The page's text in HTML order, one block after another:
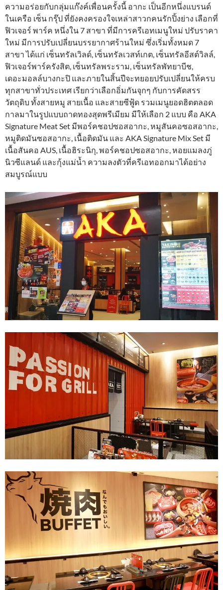
ความอร่อยกับกลุ่มแก๊งค์เพื่อนครั้งนี้ อากะ เป็นอีกหนึ่งแบรนด์
ในเครือ เซ็น กรุ๊ป ที่ยังคงครองใจเหล่าสาวกคนรักปิ้งย่าง เลือกที่
ฟิวเจอร์ พาร์ค หนึ่งใน 7 สาขา ที่มีการครีเอทเมนูใหม่ ปรับราคา
ใหม่ มีการปรับเปลี่ยนบรรยากาศร้านใหม่ ซึ่งเริ่มทั้งหมด 7
สาขา ได้แก่ เซ็นทรัลเวิลด์, เซ็นทรัลเวสท์เกต, เซ็นทรัลอีสต์วิลล์,
ฟิวเจอร์พาร์ครังสิต, เซ็นทรัลพระราม, เซ็นทรัลพัทยาบีช,
เดอะมอลล์บางกะปิ และภายในสิ้นปีจะทยอยปรับเปลี่ยนให้ครบ
ทุกสาขาทั่วประเทศ เรียกว่าเลือกอิ่มกันจุกๆ กับการคัดสรร
วัตถุดิบ ทั้งสายหมู สายเนื้อ และสายซีฟู้ด รวมเมนูยอดฮิตตลอด
กาลมาในรูปแบบถาดทองสุดพรีเมียม มีให้เลือก 2 แบบ คือ AKA
Signature Meat Set มีพอร์คชอปซอสอากะ, หมูสันคอซอสอากะ,
หมูติดมันซอสอากะ, เนื้อติดมัน และ AKA Signature Mix Set มี
เนื้อสันคอ AUS, เนื้อฮิระนิกุ, พอร์คชอปซอสอากะ, หอยแมลงภู่
นิวซีแลนด์ และกุ้งแม่น้ำ ความลงตัวที่ครีเอทออกมาได้อย่าง
สมบูรณ์แบบ